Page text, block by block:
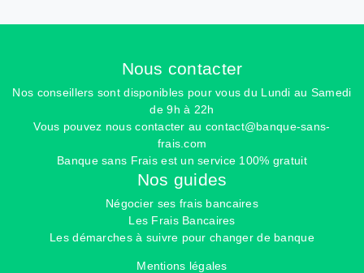
Nous contacter
Nos conseillers sont disponibles pour vous du Lundi au Samedi
de 9h à 22h
Vous pouvez nous contacter au contact@banque-sans-
frais.com
Banque sans Frais est un service 100% gratuit
Nos guides
Négocier ses frais bancaires
Les Frais Bancaires
Les démarches à suivre pour changer de banque
Mentions légales